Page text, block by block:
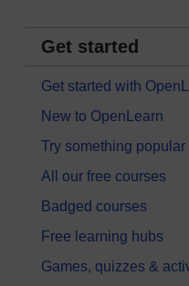
Get started
Get started with
New to OpenLearn
Try something popular
All our free courses
Badged courses
Free learning hubs
Games, quizzes &